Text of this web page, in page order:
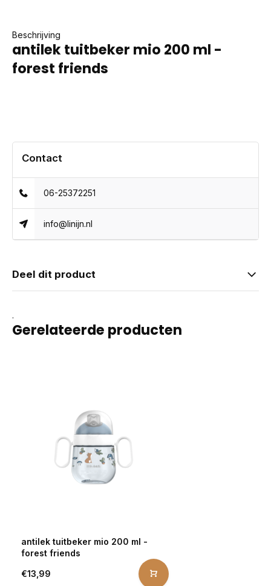
Beschrijving
antilek tuitbeker mio 200 ml -
forest friends
Contact
06-25372251
info@linijn.nl
Deel dit product
.
Gerelateerde producten
antilek tuitbeker mio 200 ml -
forest friends
€13,99